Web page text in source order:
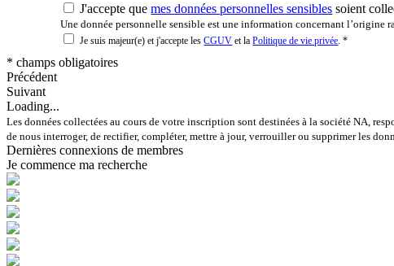
J'accepte quemes données personnelles sensibles soient
Une donnée personnelle sensible est une information concernant
Je suis majeur(e) et j'accepte lesCGUV et laPolitique de vie privée .*
* champs obligatoires
Précédent
Suivant
Loading...
Les données collectées au cours de votre inscription sont destinées à la société NA,
de nous interroger, de rectifier, compléter, mettre à jour, verrouiller ou supprimer les
Dernières connexions de membres
Je commence ma recherche